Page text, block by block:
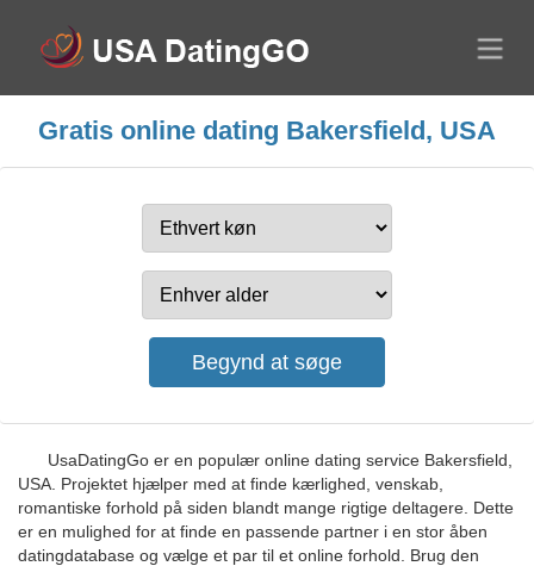
Gratis online dating Bakersfield, USA
UsaDatingGo er en populær online dating service Bakersfield,
USA. Projektet hjælper med at finde kærlighed, venskab,
romantiske forhold på siden blandt mange rigtige deltagere. Dette
er en mulighed for at finde en passende partner i en stor åben
datingdatabase og vælge et par til et online forhold. Brug den